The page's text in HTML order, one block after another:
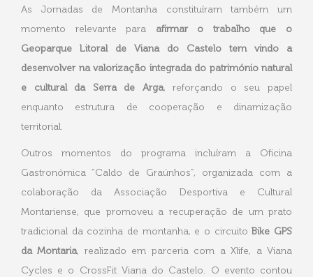
As Jornadas de Montanha constituíram também um
momento relevante para afirmar o trabalho que o
Geoparque Litoral de Viana do Castelo tem vindo a
desenvolver na valorização integrada do património natural
e cultural da Serra de Arga, reforçando o seu papel
enquanto estrutura de cooperação e dinamização
territorial.
Outros momentos do programa incluíram a Oficina
Gastronómica “Caldo de Graúnhos”, organizada com a
colaboração da Associação Desportiva e Cultural
Montariense, que promoveu a recuperação de um prato
tradicional da cozinha de montanha, e o circuitoBike GPS
da Montaria, realizado em parceria com a Xlife, a Viana
Cycles e o CrossFit Viana do Castelo. O evento contou